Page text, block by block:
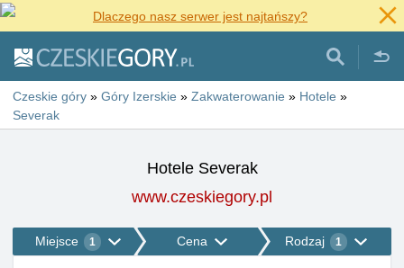
Dlaczego nasz serwer jest najtańszy?
Czeskie góry » Góry Izerskie » Zakwaterowanie » Hotele »
Severak
Hotele Severak
www.czeskiegory.pl
Miejsce 1 Cena Rodzaj 1